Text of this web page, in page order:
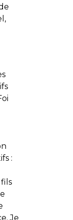
:
Je